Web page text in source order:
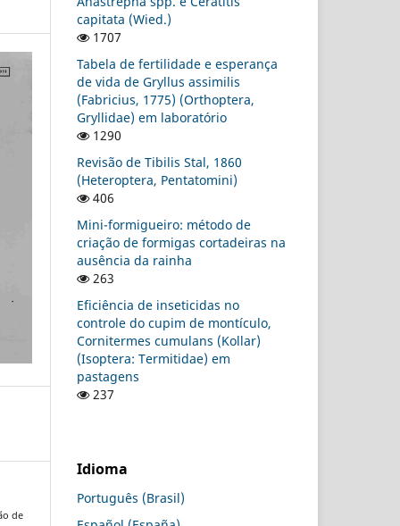
de
capitata (Wied.)
1707
Tabela de fertilidade e esperança
de vida de Gryllus assimilis
(Fabricius, 1775) (Orthoptera,
Gryllidae) em laboratório
1290
Revisão de Tibilis Stal, 1860
(Heteroptera, Pentatomini)
406
Mini-formigueiro: método de
criação de formigas cortadeiras na
ausência da rainha
263
Eficiência de inseticidas no
controle do cupim de montículo,
Cornitermes cumulans (Kollar)
(Isoptera: Termitidae) em
pastagens
237
Idioma
Português (Brasil)